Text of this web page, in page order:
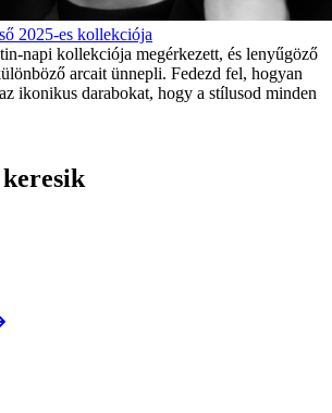
2025-es kollekciója
napi kollekciója megérkezett, és lenyűgöző
arcait ünnepli. Fedezd fel, hogyan
ikonikus darabokat, hogy a stílusod minden